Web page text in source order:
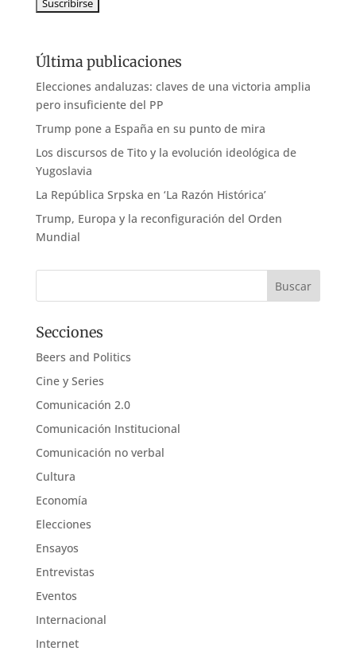
Última publicaciones
Elecciones andaluzas: claves de una victoria amplia
pero insuficiente del PP
Trump pone a España en su punto de mira
Los discursos de Tito y la evolución ideológica de
Yugoslavia
La República Srpska en ‘La Razón Histórica’
Trump, Europa y la reconfiguración del Orden
Mundial
Secciones
Beers and Politics
Cine y Series
Comunicación 2.0
Comunicación Institucional
Comunicación no verbal
Cultura
Economía
Elecciones
Ensayos
Entrevistas
Eventos
Internacional
Internet